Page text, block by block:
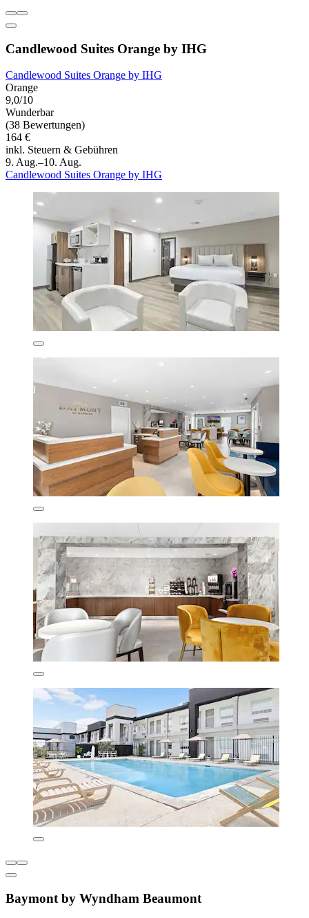
Candlewood Suites Orange by IHG
Candlewood Suites Orange by IHG
Orange
9,0/10
Wunderbar
(38 Bewertungen)
164 €
inkl. Steuern & Gebühren
9. Aug.–10. Aug.
Candlewood Suites Orange by IHG
Baymont by Wyndham Beaumont